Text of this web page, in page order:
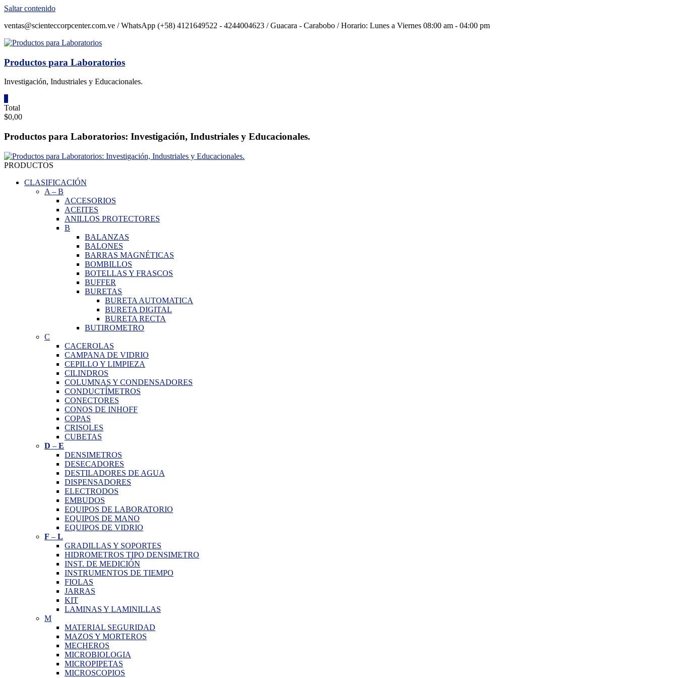
Saltar contenido
ventas@scienteccorpcenter.com.ve / WhatsApp (+58) 4121649522 - 4244004623 / Guacara - Carabobo / Horario: Lunes a Viernes 08:00 am - 04:00 pm
Productos para Laboratorios
Investigación, Industriales y Educacionales.
Total
$0,00
Productos para Laboratorios: Investigación, Industriales y Educacionales.
PRODUCTOS
CLASIFICACIÓN
A – B
ACCESORIOS
ACEITES
ANILLOS PROTECTORES
B
BALANZAS
BALONES
BARRAS MAGNÉTICAS
BOMBILLOS
BOTELLAS Y FRASCOS
BUFFER
BURETAS
BURETA AUTOMATICA
BURETA DIGITAL
BURETA RECTA
BUTIROMETRO
C
CACEROLAS
CAMPANA DE VIDRIO
CEPILLO Y LIMPIEZA
CILINDROS
COLUMNAS Y CONDENSADORES
CONDUCTÍMETROS
CONECTORES
CONOS DE INHOFF
COPAS
CRISOLES
CUBETAS
D – E
DENSIMETROS
DESECADORES
DESTILADORES DE AGUA
DISPENSADORES
ELECTRODOS
EMBUDOS
EQUIPOS DE LABORATORIO
EQUIPOS DE MANO
EQUIPOS DE VIDRIO
F – L
GRADILLAS Y SOPORTES
HIDROMETROS TIPO DENSIMETRO
INST. DE MEDICIÓN
INSTRUMENTOS DE TIEMPO
FIOLAS
JARRAS
KIT
LAMINAS Y LAMINILLAS
M
MATERIAL SEGURIDAD
MAZOS Y MORTEROS
MECHEROS
MICROBIOLOGIA
MICROPIPETAS
MICROSCOPIOS